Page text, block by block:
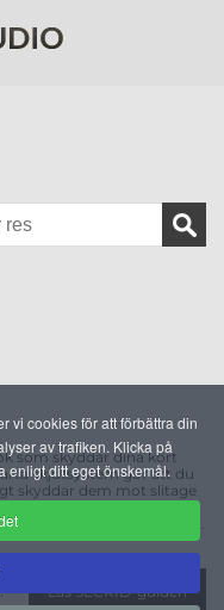
som skyddar dina kort
skjut­system gör att du
skyddar dem mot slitage
sortimentet med
SECRID-verkstad i Lund.
Läs SECRID-guiden
vi cookies för att förbättra din
av trafiken. Klicka på
enligt ditt eget önskemål.